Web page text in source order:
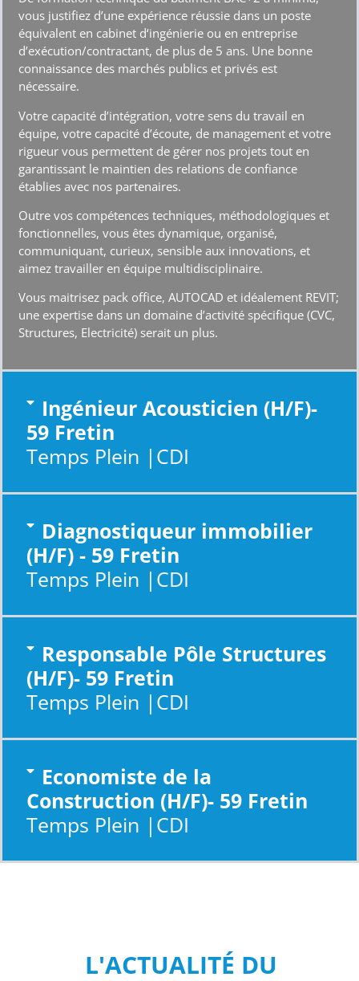
connaissance des marchés publics et privés est
nécessaire.
Votre capacité d’intégration, votre sens du travail en
équipe, votre capacité d’écoute, de management et votre
rigueur vous permettent de gérer nos projets tout en
garantissant le maintien des relations de confiance
établies avec nos partenaires.
Outre vos compétences techniques, méthodologiques et
fonctionnelles, vous êtes dynamique, organisé,
communiquant, curieux, sensible aux innovations, et
aimez travailler en équipe multidisciplinaire.
Vous maitrisez pack office, AUTOCAD et idéalement REVIT;
une expertise dans un domaine d’activité spécifique (CVC,
Structures, Electricité) serait un plus.
59 Fretin
Temps Plein |CDI
Diagnostiqueur immobilier
(H/F) - 59 Fretin
Temps Plein |CDI
Responsable Pôle Structures
(H/F)- 59 Fretin
Temps Plein |CDI
Economiste de la
Construction (H/F)- 59 Fretin
Temps Plein |CDI